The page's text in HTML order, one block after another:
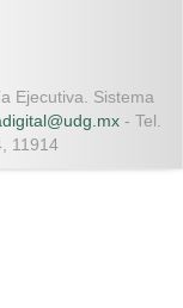
Ejecutiva. Sistema
- Tel.
11914